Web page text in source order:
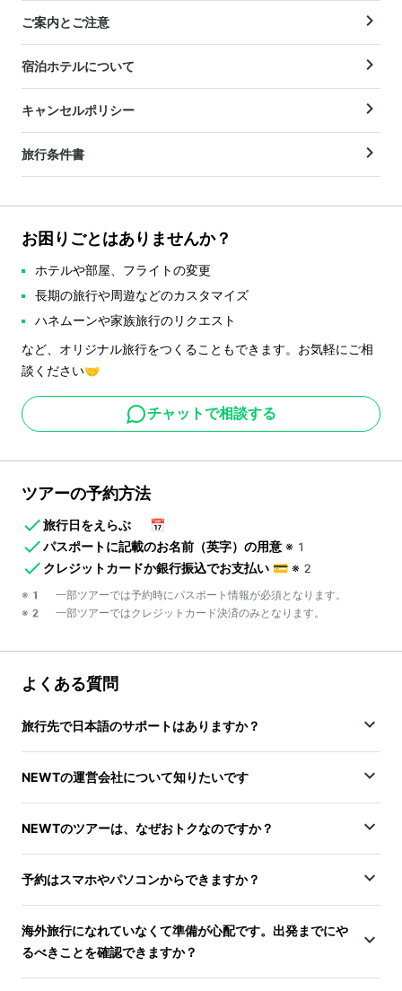
ご案内とご注意
宿泊ホテルについて
キャンセルポリシー
旅行条件書
お困りごとはありませんか？
ホテルや部屋、フライトの変更
長期の旅行や周遊などのカスタマイズ
ハネムーンや家族旅行のリクエスト
など、オリジナル旅行をつくることもできます。お気軽にご相
談ください🤝
チャットで相談する
ツアーの予約方法
旅行日をえらぶ
📅
パスポートに記載のお名前（英字）の用意 ※1
クレジットカードか銀行振込でお支払い 💳 ※2
※1 一部ツアーでは予約時にパスポート情報が必須となります。
※2 一部ツアーではクレジットカード決済のみとなります。
よくある質問
旅行先で日本語のサポートはありますか？
NEWTの運営会社について知りたいです
NEWTのツアーは、なぜおトクなのですか？
予約はスマホやパソコンからできますか？
海外旅行になれていなくて準備が心配です。出発までにや
るべきことを確認できますか？